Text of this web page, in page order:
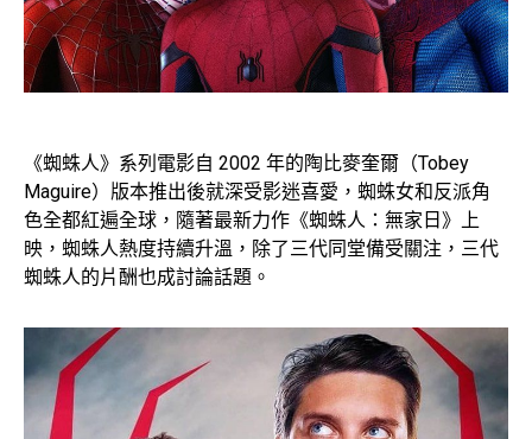
《蜘蛛人》系列電影自 2002 年的陶比麥奎爾（Tobey
Maguire）版本推出後就深受影迷喜愛，蜘蛛女和反派角
色全都紅遍全球，隨著最新力作《蜘蛛人：無家日》上
映，蜘蛛人熱度持續升溫，除了三代同堂備受關注，三代
蜘蛛人的片酬也成討論話題。